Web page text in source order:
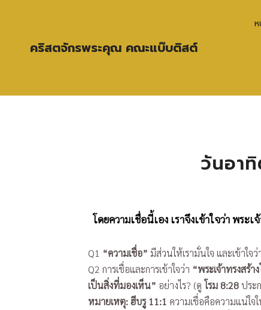
คริสตจักรพระคุณ คณะแบ๊บติสต์
วันอา
โดยความเชื่อนี้เอง เราจึงเข้าใจว่า พร
Q1 “ความเชื่อ” มีส่วนให้เรามั่นใจ และเข้าใจว่
Q2 การเชื่อและการเข้าใจว่า “พระเจ้าทรงสร้า
เป็นสิ่งที่มองเห็น” อย่างไร? (ดู โรม 8:28 ประ
หมายเหตุ: ฮีบรู 11:1 ความเชื่อคือความแน่ใจ